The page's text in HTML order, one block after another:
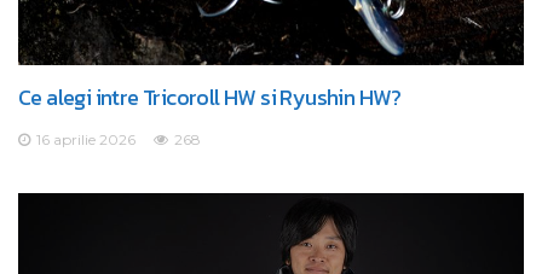
Ce alegi intre Tricoroll HW si Ryushin HW?
16 aprilie 2026 268